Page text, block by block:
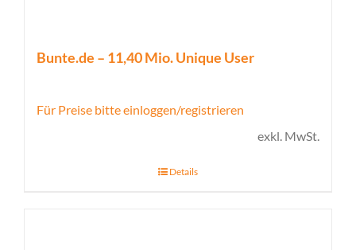
Bunte.de – 11,40 Mio. Unique User
Für Preise bitte einloggen/registrieren
exkl. MwSt.
Details